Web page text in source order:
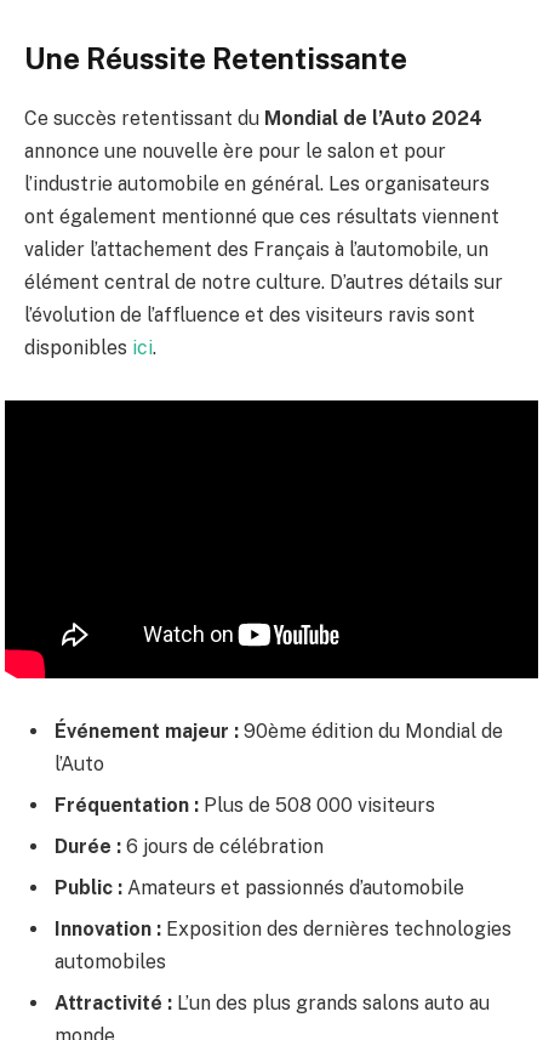
Une Réussite Retentissante
Ce succès retentissant du Mondial de l’Auto 2024
annonce une nouvelle ère pour le salon et pour
l’industrie automobile en général. Les organisateurs
ont également mentionné que ces résultats viennent
valider l’attachement des Français à l’automobile, un
élément central de notre culture. D’autres détails sur
l’évolution de l’affluence et des visiteurs ravis sont
disponibles ici.
Événement majeur : 90ème édition du Mondial de
l’Auto
Fréquentation : Plus de 508 000 visiteurs
Durée : 6 jours de célébration
Public : Amateurs et passionnés d’automobile
Innovation : Exposition des dernières technologies
automobiles
Attractivité : L’un des plus grands salons auto au